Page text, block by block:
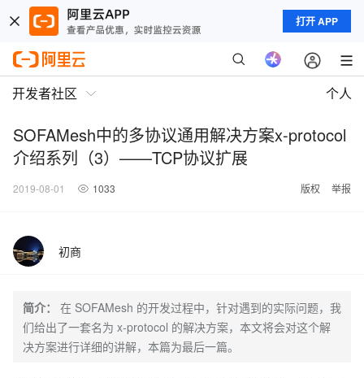
打开 APP
开发者社区 个人
SOFAMesh中的多协议通用解决方案x-protocol
介绍系列（3）——TCP协议扩展
2019-08-01 1033 版权 举报
初商
简介：
在 SOFAMesh 的开发过程中，针对遇到的实际问题，我
们给出了一套名为 x-protocol 的解决方案，本文将会对这个解
决方案进行详细的讲解，本篇为最后一篇。